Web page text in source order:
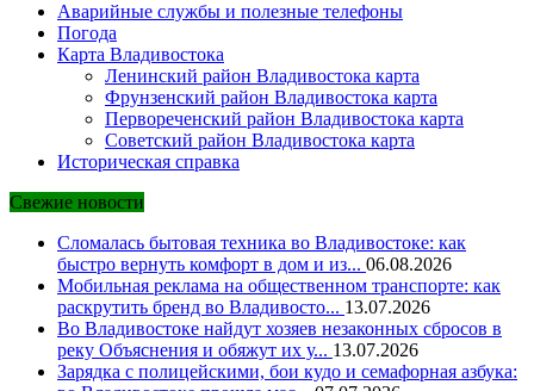
Владивосток — городской сайт
Аварийные службы и полезные телефоны
Погода
Карта Владивостока
Ленинский район Владивостока карта
Фрунзенский район Владивостока карта
Первореченский район Владивостока карта
Советский район Владивостока карта
Историческая справка
Свежие новости
Сломалась бытовая техника во Владивостоке: как
быстро вернуть комфорт в дом и из... 06.08.2026
Мобильная реклама на общественном транспорте: как
раскрутить бренд во Владивосто... 13.07.2026
Во Владивостоке найдут хозяев незаконных сбросов в
реку Объяснения и обяжут их у... 13.07.2026
Зарядка с полицейскими, бои кудо и семафорная азбука: